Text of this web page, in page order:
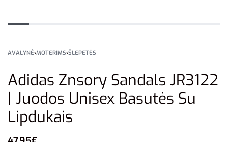
AVALYNĖ›MOTERIMS›ŠLEPETĖS
Adidas Znsory Sandals JR3122
| Juodos Unisex Basutės Su
Lipdukais